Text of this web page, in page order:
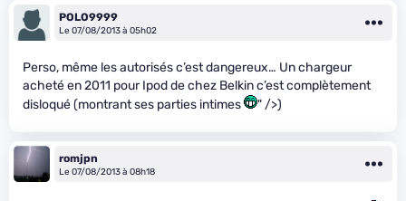
POLO9999
Le 07/08/2013 à 05h02
Perso, même les autorisés c’est dangereux… Un chargeur
acheté en 2011 pour Ipod de chez Belkin c’est complètement
disloqué (montrant ses parties intimes
" />)
romjpn
Le 07/08/2013 à 08h18